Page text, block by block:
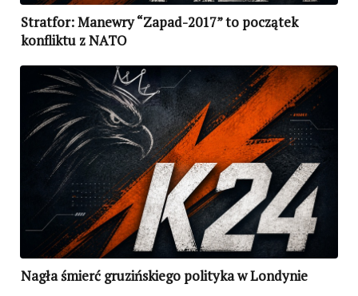
Stratfor: Manewry “Zapad-2017” to początek
konfliktu z NATO
Nagła śmierć gruzińskiego polityka w Londynie